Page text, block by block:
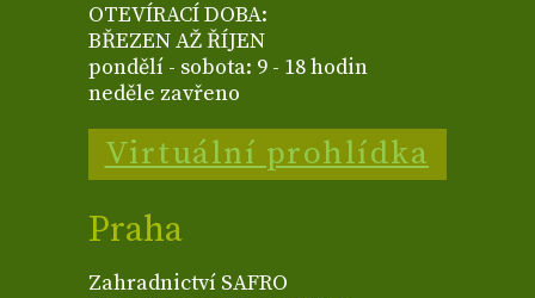
OTEVÍRACÍ DOBA:
BŘEZEN AŽ ŘÍJEN
pondělí - sobota: 9 - 18 hodin
neděle zavřeno
Virtuální prohlídka
Praha
Zahradnictví SAFRO